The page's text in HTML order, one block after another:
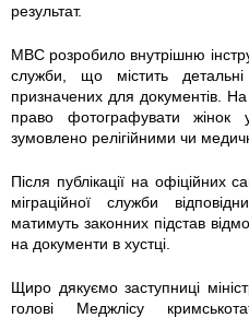
результат.
МВС розробило внутрішню
служби, що містить
призначених для документів. На
право фотографувати
зумовлено релігійними чи
Після публікації на офіційних
міграційної служби
матимуть законних підстав
на документи в хустці.
Щиро дякуємо заступниці
голові Меджлісу